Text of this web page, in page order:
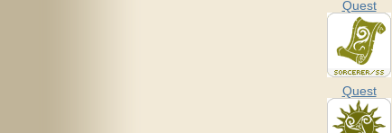
Quest
Quest